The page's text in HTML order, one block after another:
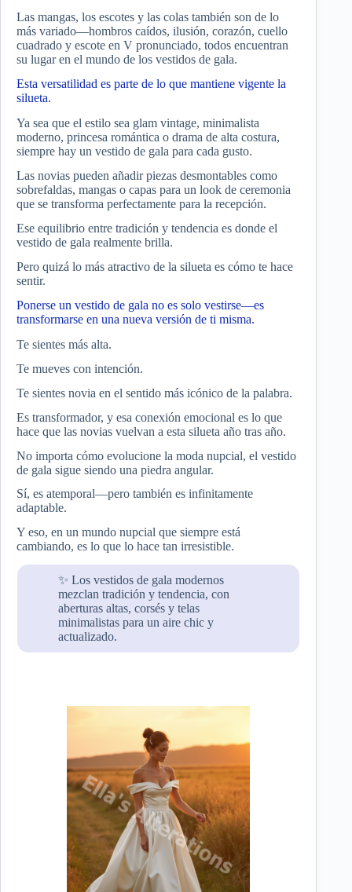
Las mangas, los escotes y las colas también son de lo
más variado—hombros caídos, ilusión, corazón, cuello
cuadrado y escote en V pronunciado, todos encuentran
su lugar en el mundo de los vestidos de gala.
Esta versatilidad es parte de lo que mantiene vigente la
silueta.
Ya sea que el estilo sea glam vintage, minimalista
moderno, princesa romántica o drama de alta costura,
siempre hay un vestido de gala para cada gusto.
Las novias pueden añadir piezas desmontables como
sobrefaldas, mangas o capas para un look de ceremonia
que se transforma perfectamente para la recepción.
Ese equilibrio entre tradición y tendencia es donde el
vestido de gala realmente brilla.
Pero quizá lo más atractivo de la silueta es cómo te hace
sentir.
Ponerse un vestido de gala no es solo vestirse—es
transformarse en una nueva versión de ti misma.
Te sientes más alta.
Te mueves con intención.
Te sientes novia en el sentido más icónico de la palabra.
Es transformador, y esa conexión emocional es lo que
hace que las novias vuelvan a esta silueta año tras año.
No importa cómo evolucione la moda nupcial, el vestido
de gala sigue siendo una piedra angular.
Sí, es atemporal—pero también es infinitamente
adaptable.
Y eso, en un mundo nupcial que siempre está
cambiando, es lo que lo hace tan irresistible.
✨ Los vestidos de gala modernos
mezclan tradición y tendencia, con
aberturas altas, corsés y telas
minimalistas para un aire chic y
actualizado.